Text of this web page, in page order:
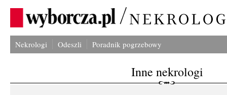
Nekrologi Odeszli Poradnik pogrzebowy
Inne nekrologi